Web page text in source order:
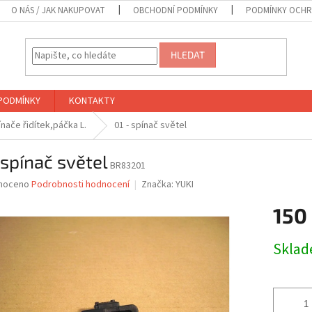
O NÁS / JAK NAKUPOVAT OBCHODNÍ PODMÍNKY PODMÍNKY
HLEDAT
KONTAKTY
řidítek,páčka L. 01 - spínač světel
světelBR83201
Podrobnosti hodnocení Značka: YUKI
150
cena: